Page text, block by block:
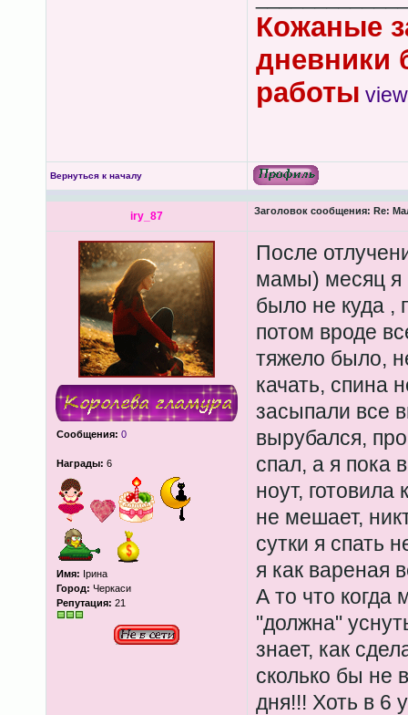
Кожаные
дневники
работы
Вернуться к началу
iry_87 Заголовок сообщения: Re:
Сообщения: 0
Награды: 6
Имя: Ірина
Город: Черкаси
Репутация: 21
После
мамы) месяц я
было не куда ,
потом вроде
тяжело было,
качать, спина
засыпали все
вырубался,
спал, а я пока
ноут, готовила
не мешает,
сутки я спать
я как вареная
А то что когда
"должна"
знает, как
сколько бы не
дня!!! Хоть в 6